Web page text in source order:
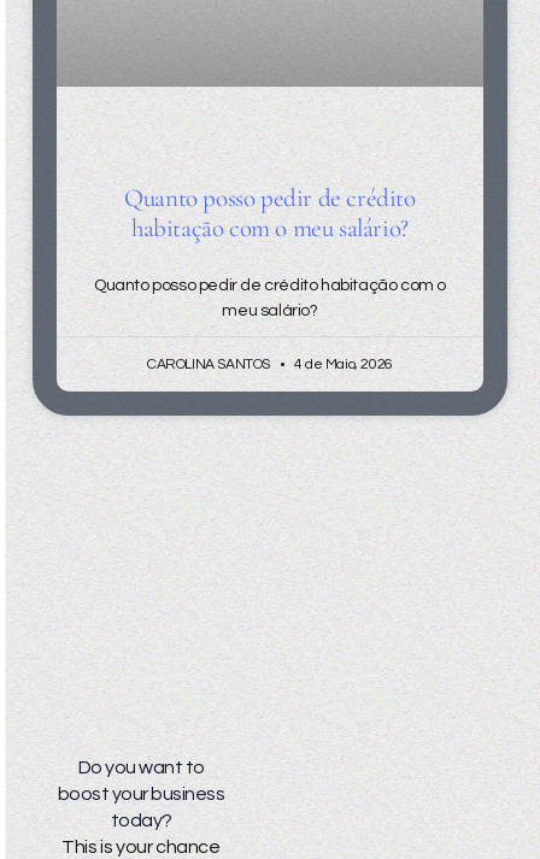
Quanto posso pedir de crédito
habitação com o meu salário?
Quanto posso pedir de crédito habitação com o
meu salário?
CAROLINA SANTOS 4 de Maio, 2026
Do you want to
boost your business
today?
This is your chance